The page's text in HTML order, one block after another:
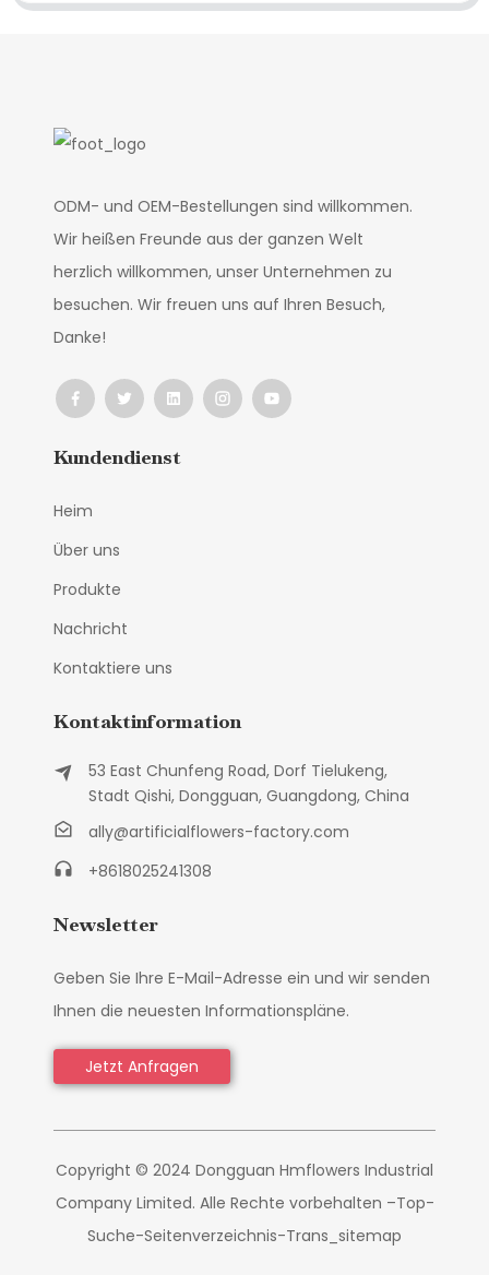
ODM- und OEM-Bestellungen sind willkommen.
Wir heißen Freunde aus der ganzen Welt
herzlich willkommen, unser Unternehmen zu
besuchen. Wir freuen uns auf Ihren Besuch,
Danke!
Kundendienst
Heim
Über uns
Produkte
Nachricht
Kontaktiere uns
Kontaktinformation
53 East Chunfeng Road, Dorf Tielukeng,
Stadt Qishi, Dongguan, Guangdong, China
ally@artificialflowers-factory.com
+8618025241308
Newsletter
Geben Sie Ihre E-Mail-Adresse ein und wir senden
Ihnen die neuesten Informationspläne.
Jetzt Anfragen
Copyright © 2024 Dongguan Hmflowers Industrial
Company Limited. Alle Rechte vorbehalten –Top-
Suche-Seitenverzeichnis-Trans_sitemap